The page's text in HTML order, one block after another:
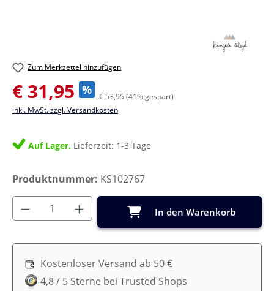
Zum Merkzettel hinzufügen
Verkaufspreis:
€ 31,95 % € 53,95(41% gespart)
inkl. MwSt. zzgl. Versandkosten
Auf Lager. Lieferzeit: 1-3 Tage
Produktnummer: KS102767
Produkt Anzahl: Gib den gewünschten
In den Warenkorb
Kostenloser Versand ab 50 €
4,8 / 5 Sterne bei Trusted Shops